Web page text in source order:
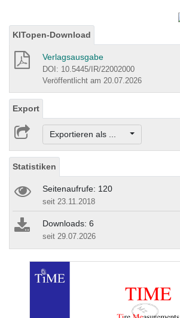
KITopen-Download
Verlagsausgabe
DOI: 10.5445/IR/22002000
Veröffentlicht am 20.07.2026
Export
Exportieren als ...
Statistiken
Seitenaufrufe: 120
seit 23.11.2018
Downloads: 6
seit 29.07.2026